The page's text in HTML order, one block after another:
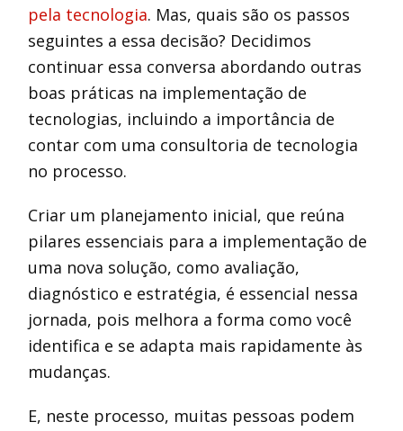
pela tecnologia. Mas, quais são os passos
seguintes a essa decisão? Decidimos
continuar essa conversa abordando outras
boas práticas na implementação de
tecnologias, incluindo a importância de
contar com uma consultoria de tecnologia
no processo.
Criar um planejamento inicial, que reúna
pilares essenciais para a implementação de
uma nova solução, como avaliação,
diagnóstico e estratégia, é essencial nessa
jornada, pois melhora a forma como você
identifica e se adapta mais rapidamente às
mudanças.
E, neste processo, muitas pessoas podem